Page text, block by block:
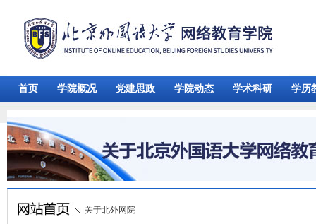
首页 学院概况 党建思政 学院动态 学术科研 学历
关于北外网院